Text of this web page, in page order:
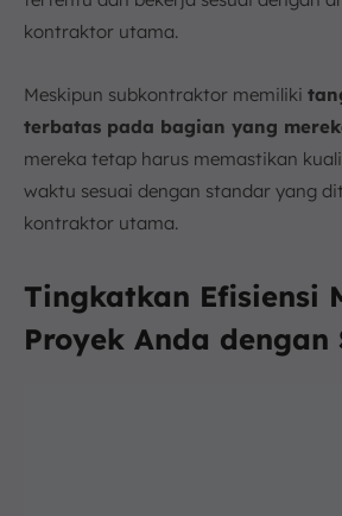
kontraktor utama.
Meskipun subkontraktor memiliki
terbatas pada bagian yang
mereka tetap harus memastikan
waktu sesuai dengan standar yang
kontraktor utama.
Tingkatkan Efisiensi
Proyek Anda dengan